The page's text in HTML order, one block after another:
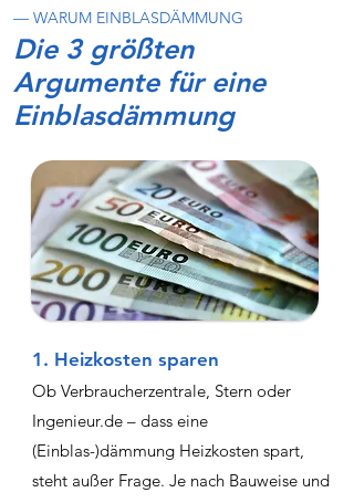
— WARUM EINBLASDÄMMUNG
Die 3 größten
Argumente für eine
Einblasdämmung
1. Heizkosten sparen
Ob Verbraucherzentrale, Stern oder
Ingenieur.de – dass eine
(Einblas-)dämmung Heizkosten spart,
steht außer Frage. Je nach Bauweise und